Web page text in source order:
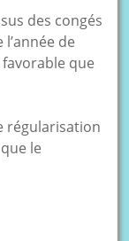
des congés
de
que
régularisation
le